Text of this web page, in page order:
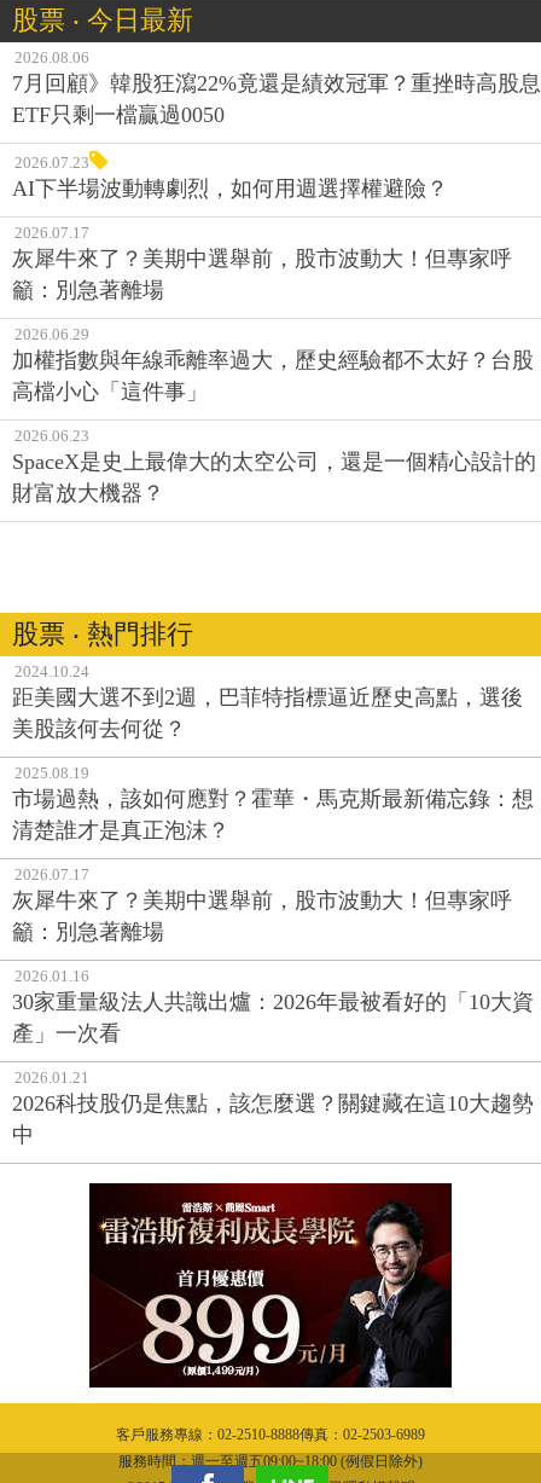
股票 ‧ 今日最新
2026.08.06
7月回顧》韓股狂瀉22%竟還是績效冠軍？重挫時高股息
ETF只剩一檔贏過0050
2026.07.23
AI下半場波動轉劇烈，如何用週選擇權避險？
2026.07.17
灰犀牛來了？美期中選舉前，股市波動大！但專家呼
籲：別急著離場
2026.06.29
加權指數與年線乖離率過大，歷史經驗都不太好？台股
高檔小心「這件事」
2026.06.23
SpaceX是史上最偉大的太空公司，還是一個精心設計的
財富放大機器？
股票 ‧ 熱門排行
2024.10.24
距美國大選不到2週，巴菲特指標逼近歷史高點，選後
美股該何去何從？
2025.08.19
市場過熱，該如何應對？霍華・馬克斯最新備忘錄：想
清楚誰才是真正泡沫？
2026.07.17
灰犀牛來了？美期中選舉前，股市波動大！但專家呼
籲：別急著離場
2026.01.16
30家重量級法人共識出爐：2026年最被看好的「10大資
產」一次看
2026.01.21
2026科技股仍是焦點，該怎麼選？關鍵藏在這10大趨勢
中
客戶服務專線：02-2510-8888傳真：02-2503-6989
服務時間：週一至週五09:00~18:00 (例假日除外)